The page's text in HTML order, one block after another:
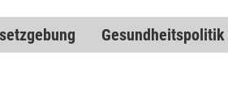
Gesundheitspolitik